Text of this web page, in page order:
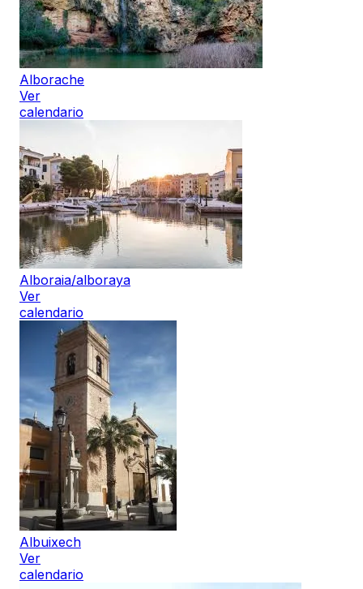
Alborache
Ver
calendario
Alboraia/alboraya
Ver
calendario
Albuixech
Ver
calendario